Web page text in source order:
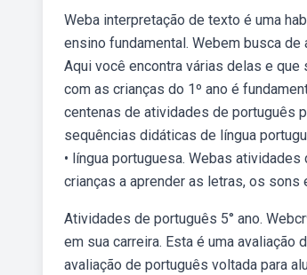
Weba interpretação de texto é uma
ensino fundamental. Webem busca
Aqui você encontra várias delas e
com as crianças do 1º ano é
centenas de atividades de português
sequências didáticas de língua
• língua portuguesa. Webas
crianças a aprender as letras, os
Atividades de português 5° ano.
em sua carreira. Esta é uma
avaliação de português voltada para